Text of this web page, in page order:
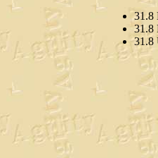
31.8
31.8
31.8